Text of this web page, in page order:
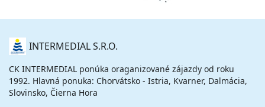
O
NÁS INTERMEDIAL S.R.O.
CK INTERMEDIAL ponúka oraganizované zájazdy od roku
1992. Hlavná ponuka: Chorvátsko - Istria, Kvarner, Dalmácia,
Slovinsko, Čierna Hora